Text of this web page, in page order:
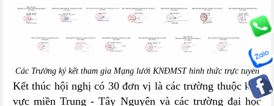
Các Trường ký kết tham gia Mạng lưới KNĐMST hình thức trực tuyến
Kết thúc hội nghị có 30 đơn vị là các trường thuộc khu
vực miền Trung - Tây Nguyên và các trường đại học